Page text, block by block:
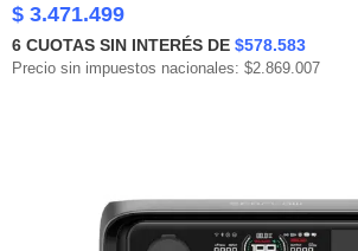
$ 3.471.499
6 CUOTAS SIN INTERÉS DE $578.583
Precio sin impuestos nacionales: $2.869.007